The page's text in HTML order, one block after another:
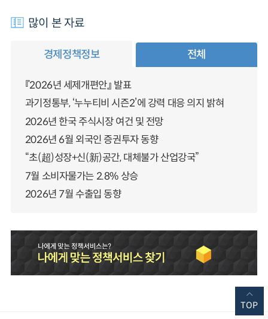
많이 본 자료
경제정책정보 전체
『2026년 세제개편안』 발표
과기정통부, ‘누누티비 시즌2’에 강력 대응 의지 밝혀
2026년 한국 주식시장 여건 및 전망
2026년 6월 외국인 증권투자 동향
“초(超)성장+신(新)공간, 대체불가 산업강국”
7월 소비자물가는 2.8% 상승
2026년 7월 수출입 동향
TOP